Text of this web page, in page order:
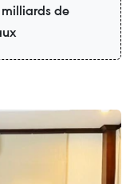
de